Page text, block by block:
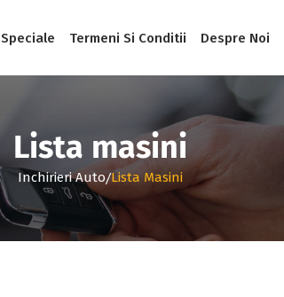
Termeni Si Conditii Despre Noi
Lista masini
Inchirieri Auto/Lista Masini